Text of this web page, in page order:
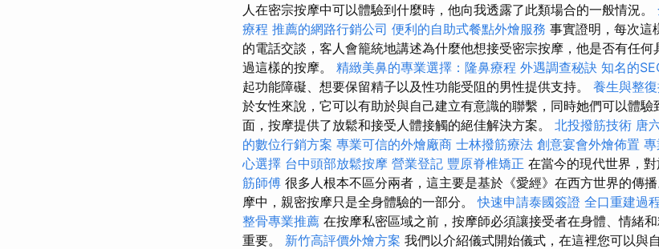
人在密宗按摩中可以體驗到什麼時，他向我透露了此類場合的一般情況。
療程 推薦的網路行銷公司 便利的自助式餐點外燴服務 事實證明，每次這
的電話交談，客人會籠統地講述為什麼他想接受密宗按摩，他是否有任
過這樣的按摩。 精緻美鼻的專業選擇：隆鼻療程 外遇調查秘訣 知名的
起功能障礙、想要保留精子以及性功能受阻的男性提供支持。 養生與整
於女性來說，它可以有助於與自己建立有意識的聯繫，同時她們可以體
面，按摩提供了放鬆和接受人體接觸的絕佳解決方案。 北投撥筋技術 唐
的數位行銷方案 專業可信的外燴廠商 士林撥筋療法 創意宴會外燴佈置
心選擇 台中頭部放鬆按摩 營業登記 豐原脊椎矯正 在當今的現代世界，對
筋師傅 很多人根本不區分兩者，這主要是基於《愛經》在西方世界的傳
摩中，親密按摩只是全身體驗的一部分。快速申請泰國簽證 全口重建過
整骨專業推薦 在按摩私密區域之前，按摩師必須讓接受者在身體、情緒
重要。 新竹高評價外燴方案 我們以介紹儀式開始儀式，在這裡您可以與